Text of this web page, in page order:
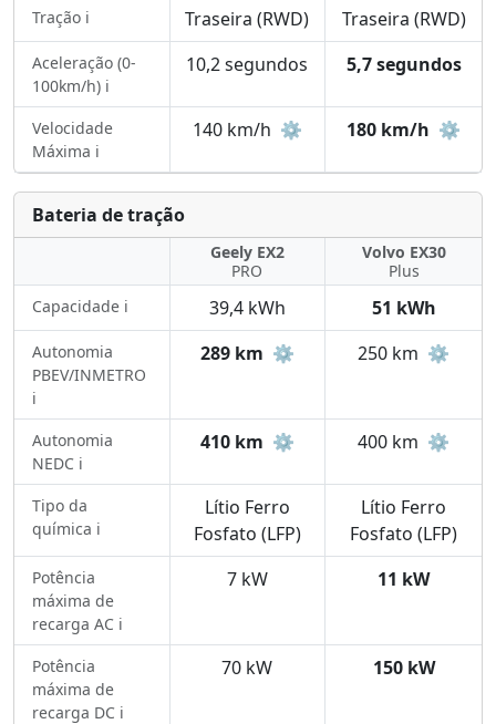
Tração ℹ️ Traseira (RWD) Traseira (RWD)
Aceleração (0-
100km/h) ℹ️
10,2 segundos 5,7 segundos
Velocidade
Máxima ℹ️
140 km/h ⚙️ 180 km/h ⚙️
Bateria de tração
Geely EX2
PRO
Volvo EX30
Plus
Capacidade ℹ️
39,4 kWh 51 kWh
Autonomia
PBEV/INMETRO
ℹ️
289 km ⚙️ 250 km ⚙️
Autonomia
NEDC ℹ️
410 km ⚙️ 400 km ⚙️
Tipo da
química ℹ️
Lítio Ferro
Fosfato (LFP)
Lítio Ferro
Fosfato (LFP)
Potência
máxima de
recarga AC ℹ️
7 kW 11 kW
Potência
máxima de
recarga DC ℹ️
70 kW 150 kW